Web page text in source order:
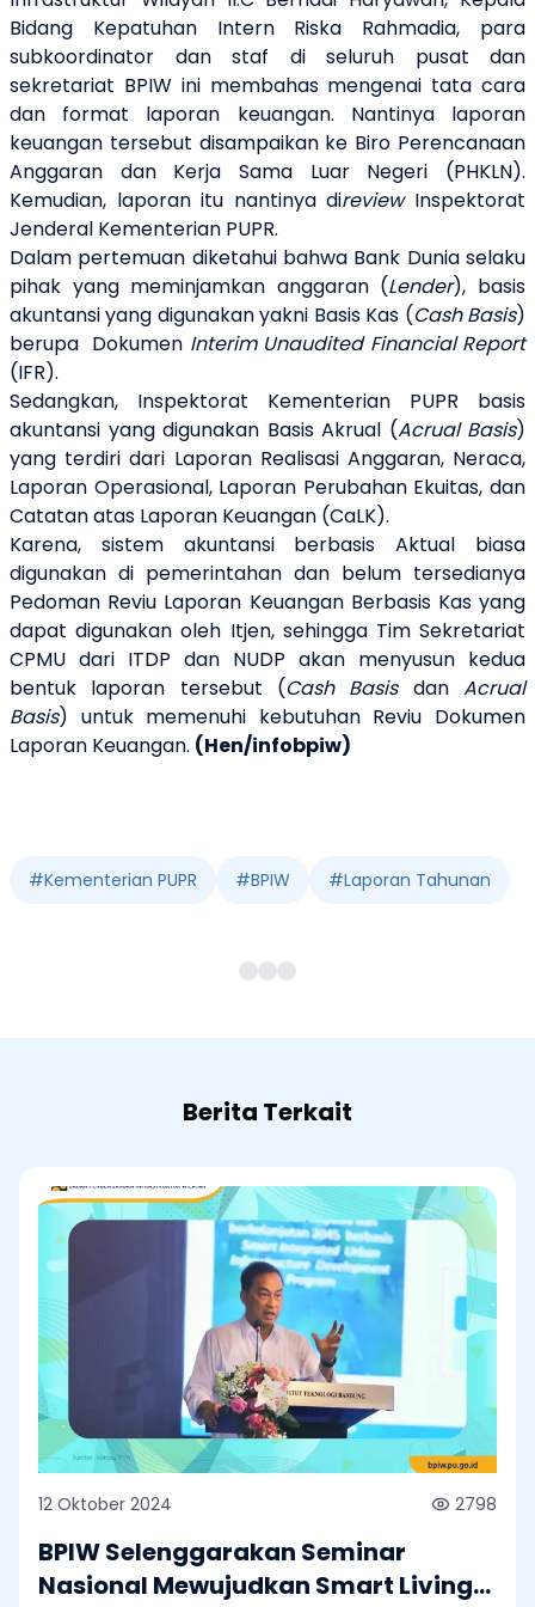
Bidang Kepatuhan Intern Riska Rahmadia, para
subkoordinator dan staf di seluruh pusat dan
sekretariat BPIW ini membahas mengenai tata cara
dan format laporan keuangan. Nantinya laporan
keuangan tersebut disampaikan ke Biro Perencanaan
Anggaran dan Kerja Sama Luar Negeri (PHKLN).
Kemudian, laporan itu nantinya direviewInspektorat
Jenderal Kementerian PUPR.
Dalam pertemuan diketahui bahwa Bank Dunia selaku
pihak yang meminjamkan anggaran (Lender), basis
akuntansi yang digunakan yakni Basis Kas (Cash Basis)
berupa Dokumen Interim Unaudited Financial Report
(IFR).
Sedangkan, Inspektorat Kementerian PUPR basis
akuntansi yang digunakan Basis Akrual (Acrual Basis)
yang terdiri dari Laporan Realisasi Anggaran, Neraca,
Laporan Operasional, Laporan Perubahan Ekuitas, dan
Catatan atas Laporan Keuangan (CaLK).
Karena, sistem akuntansi berbasis Aktual biasa
digunakan di pemerintahan dan belum tersedianya
Pedoman Reviu Laporan Keuangan Berbasis Kas yang
dapat digunakan oleh Itjen, sehingga Tim Sekretariat
CPMU dari ITDP dan NUDP akan menyusun kedua
bentuk laporan tersebut (Cash BasisdanAcrual
Basis) untuk memenuhi kebutuhan Reviu Dokumen
Laporan Keuangan. (Hen/infobpiw)
#Kementerian PUPR #BPIW #Laporan Tahunan
Berita Terkait
12 Oktober 2024 2798
BPIW Selenggarakan Seminar
Nasional Mewujudkan Smart Living